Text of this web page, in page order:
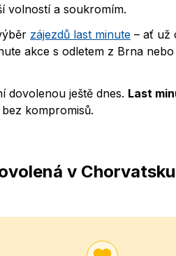
volností a soukromím.
zájezdů last minute – ať už
akce s odletem z Brna
dovolenou ještě dnes. Last
kompromisů.
v